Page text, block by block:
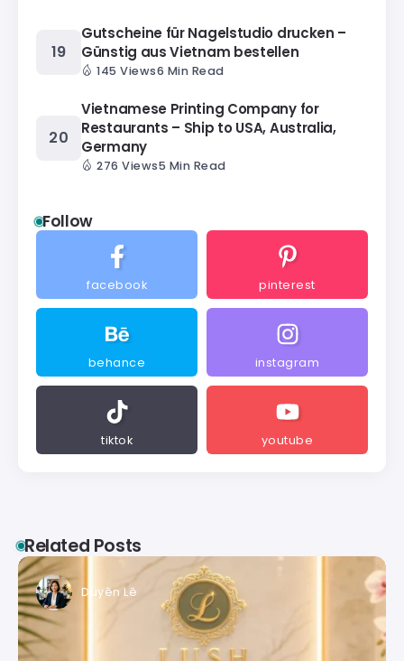
Gutscheine für Nagelstudio drucken –
Günstig aus Vietnam bestellen
145 Views6 Min Read
Vietnamese Printing Company for
Restaurants – Ship to USA, Australia,
Germany
276 Views5 Min Read
Follow
facebook pinterest
behance instagram
tiktok youtube
Related Posts
Duyên Lê